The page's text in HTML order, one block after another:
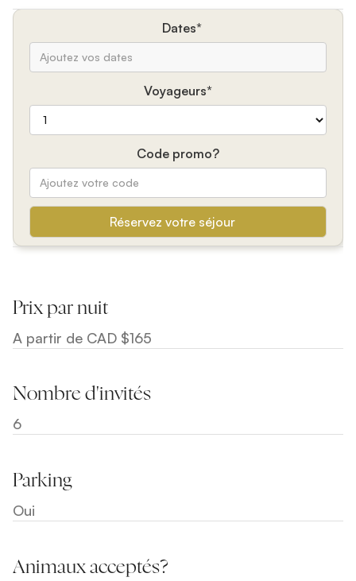
Dates*
Voyageurs*
Code promo?
Prix par nuit
A partir de CAD $165
Nombre d'invités
6
Parking
Oui
Animaux acceptés?